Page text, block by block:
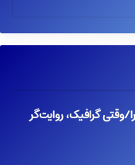
گرافیک، روایت‌گر